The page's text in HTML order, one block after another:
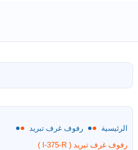
الرئيسية
رفوف غرف تبريد
رفوف غرف تبريد ( I-375-R )